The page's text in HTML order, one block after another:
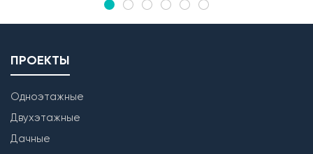
ПРОЕКТЫ
Одноэтажные
Двухэтажные
Дачные